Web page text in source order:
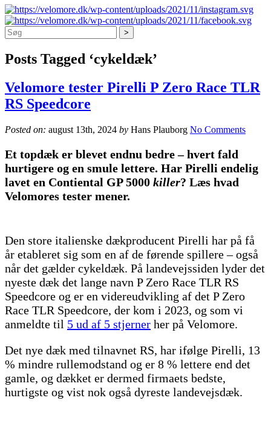
Søg
Posts Tagged ‘cykeldæk’
Velomore tester Pirelli P Zero Race TLR
RS Speedcore
Posted on: august 13th, 2024 by Hans Plauborg No Comments
Et topdæk er blevet endnu bedre – hvert fald
hurtigere og en smule lettere. Har Pirelli endelig
lavet en Contiental GP 5000 killer? Læs hvad
Velomores tester mener.
Den store italienske dækproducent Pirelli har på få
år etableret sig som en af de førende spillere – også
når det gælder cykeldæk. På landevejssiden lyder det
nyeste dæk det lange navn P Zero Race TLR RS
Speedcore og er en videreudvikling af det P Zero
Race TLR Speedcore, der kom i 2023, og som vi
anmeldte til 5 ud af 5 stjerner her på Velomore.
Det nye dæk med tilnavnet RS, har ifølge Pirelli, 13
% mindre rullemodstand og er 8 % lettere end det
gamle, og dækket er dermed firmaets bedste,
hurtigste og vist nok også dyreste landevejsdæk.